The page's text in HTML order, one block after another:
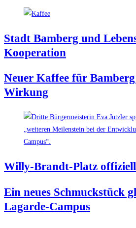
Stadt Bam­berg und
Kooperation
Neu­er Kaf­fee für
Wirkung
Wil­ly-Brandt-Platz
Ein neu­es Schmuck­stück
Lagarde-Campus